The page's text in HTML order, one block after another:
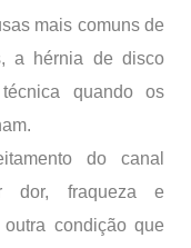
mais comuns de
a hérnia de disco
quando os
do canal
dor, fraqueza e
condição que